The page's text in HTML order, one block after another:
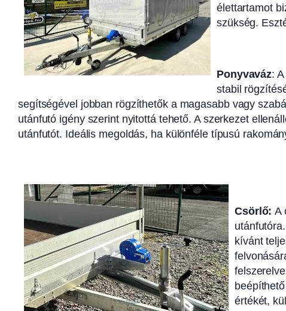
élettartamot
szükség.
Ponyvaváz:
stabil
segítségével jobban rögzíthetők a magasabb vagy
utánfutó igény szerint nyitottá tehető. A szerkezet
utánfutót. Ideális megoldás, ha különféle típusú
Csörlő:A
kívánt
értékét,